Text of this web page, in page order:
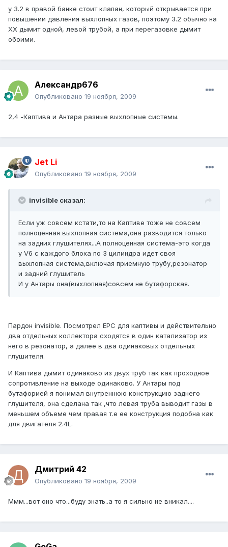
у 3.2 в правой банке стоит клапан, который открывается при
повышении давления выхлопных газов, поэтому 3.2 обычно на
ХХ дымит одной, левой трубой, а при перегазовке дымит
обоими.
Александр676
Опубликовано 19 ноября, 2009
2,4 -Каптива и Антара разные выхлопные системы.
Jet Li
Опубликовано 19 ноября, 2009
invisible сказал:
Если уж совсем кстати,то на Каптиве тоже не совсем
полноценная выхлопная система,она разводится только
на задних глушителях...А полноценная система-это когда
у V6 с каждого блока по 3 цилиндра идет своя
выхлопная система,включая приемную трубу,резонатор
и задний глушитель
И у Антары она(выхлопная)совсем не бутафорская.
Пардон invisible. Посмотрел EPC для каптивы и действительно
два отдельных коллектора сходятся в один катализатор из
него в резонатор, а далее в два одинаковых отдельных
глушителя.
И Каптива дымит одинаково из двух труб так как проходное
сопротивление на выходе одинаково. У Антары под
бутафорией я понимал внутреннюю конструкцию заднего
глушителя, она сделана так ,что левая труба выводит газы в
меньшем объеме чем правая т.е ее конструкция подобна как
для двигателя 2.4L.
Дмитрий 42
Опубликовано 19 ноября, 2009
Ммм...вот оно что...буду знать..а то я сильно не вникал....